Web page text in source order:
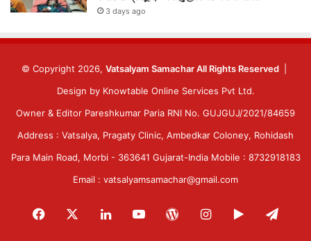
3 days ago
© Copyright 2026, Vatsalyam Samachar All Rights Reserved
Design by Knowtable Online Services Pvt Ltd.
Owner & Editor Pareshkumar Paria RNI No. GUJGUJ/2021/84659
Address : Vatsalya, Pragaty Clinic, Ambedkar Coloney, Rohidash
Para Main Road, Morbi - 363641 Gujarat-India Mobile : 8732918183
Email : vatsalyamsamachar@gmail.com
Facebook LinkedInYouTubeWordPressInstagram
Google